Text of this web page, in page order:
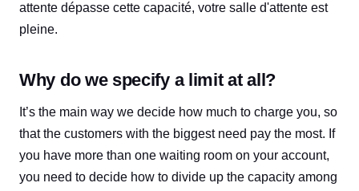
attente dépasse cette capacité, votre salle d'attente est
pleine.
Why do we specify a limit at all?
It’s the main way we decide how much to charge you, so
that the customers with the biggest need pay the most. If
you have more than one waiting room on your account,
you need to decide how to divide up the capacity among